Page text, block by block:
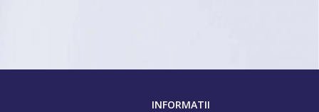
INFORMATII